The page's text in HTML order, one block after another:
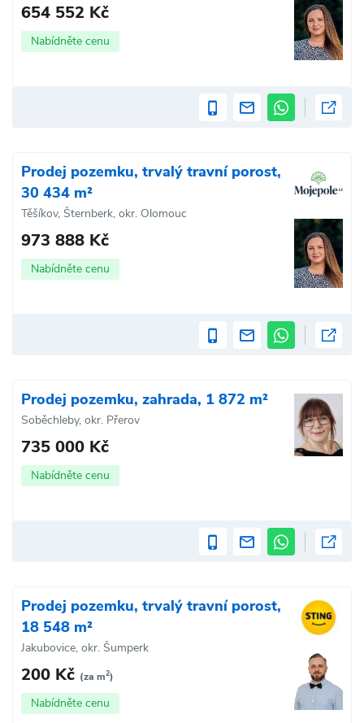
654 552 Kč
Nabídněte cenu
Prodej pozemku, trvalý travní porost,
30 434 m²
Těšíkov, Šternberk, okr. Olomouc
973 888 Kč
Nabídněte cenu
Prodej pozemku, zahrada, 1 872 m²
Soběchleby, okr. Přerov
735 000 Kč
Nabídněte cenu
Prodej pozemku, trvalý travní porost,
18 548 m²
Jakubovice, okr. Šumperk
200 Kč (za m2)
Nabídněte cenu